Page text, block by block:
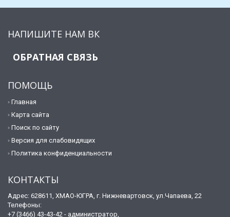
НАПИШИТЕ НАМ ВК
ОБРАТНАЯ СВЯЗЬ
ПОМОЩЬ
Главная
Карта сайта
Поиск по сайту
Версия для слабовидящих
Политика конфиденциальности
КОНТАКТЫ
Адрес: 628611, ХМАО-ЮГРА, г. Нижневартовск, ул.Чапаева, 22
Телефоны:
+7 (3466) 43-43-42 - администратор,